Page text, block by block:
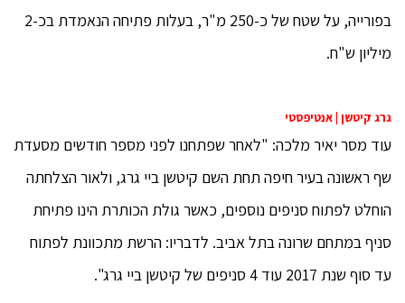
בפורייה, על שטח של כ-250 מ"ר, בעלות פתיחה הנאמדת בכ-2
מיליון ש"ח.
גרג קיטשן | אנטיפסטי
עוד מסר יאיר מלכה: "לאחר שפתחנו לפני מספר חודשים מסעדת
שף ראשונה בעיר חיפה תחת השם קיטשן ביי גרג, ולאור הצלחתה
הוחלט לפתוח סניפים נוספים, כאשר גולת הכותרת הינו פתיחת
סניף במתחם שרונה בתל אביב. לדבריו: הרשת מתכוונת לפתוח
עד סוף שנת 2017 עוד 4 סניפים של קיטשן ביי גרג".